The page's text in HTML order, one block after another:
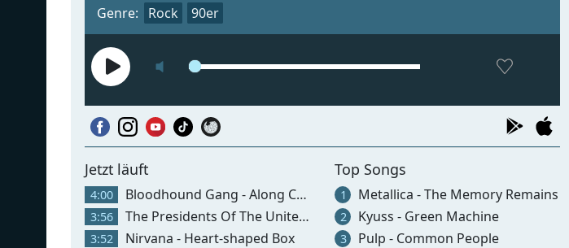
Genre: Rock 90er
Jetzt läuft
4:00 Bloodhound Gang - Along Comes Mary
3:56 The Presidents Of The United States Of America - Video Killed The Radio Star
3:52 Nirvana - Heart-shaped Box
Top Songs
1 Metallica - The Memory Remains
2 Kyuss - Green Machine
3 Pulp - Common People